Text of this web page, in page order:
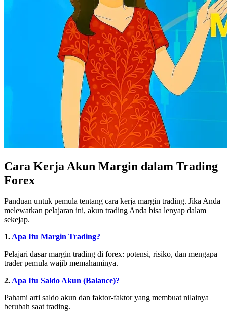
Cara Kerja Akun Margin dalam Trading
Forex
Panduan untuk pemula tentang cara kerja margin trading. Jika Anda
melewatkan pelajaran ini, akun trading Anda bisa lenyap dalam
sekejap.
1.Apa Itu Margin Trading?
Pelajari dasar margin trading di forex: potensi, risiko, dan mengapa
trader pemula wajib memahaminya.
2.Apa Itu Saldo Akun (Balance)?
Pahami arti saldo akun dan faktor-faktor yang membuat nilainya
berubah saat trading.